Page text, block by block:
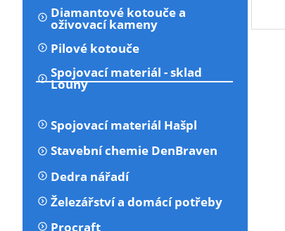
Diamantové kotouče a
oživovací kameny
Pilové kotouče
Spojovací materiál - sklad
Louny
Spojovací materiál Hašpl
Stavební chemie DenBraven
Dedra nářadí
Železářství a domácí potřeby
Procraft